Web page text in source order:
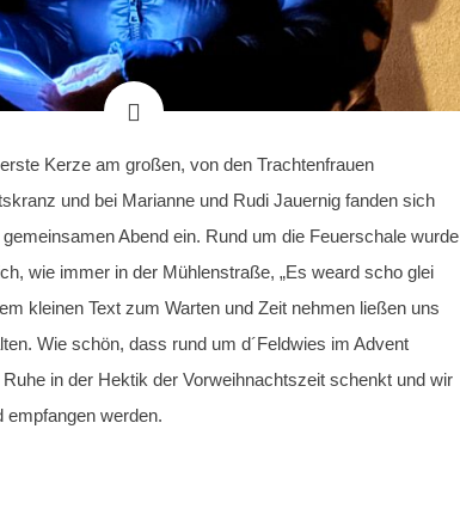
Kerze am großen, von den Trachtenfrauen
und bei Marianne und Rudi Jauernig fanden sich
Abend ein. Rund um die Feuerschale wurde
wie immer in der Mühlenstraße, „Es weard scho glei
kleinen Text zum Warten und Zeit nehmen ließen uns
Wie schön, dass rund um d´Feldwies im Advent
in der Hektik der Vorweihnachtszeit schenkt und wir
empfangen werden.